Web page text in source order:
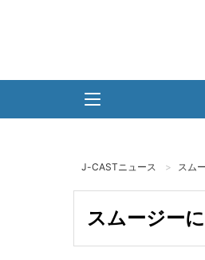
J-CASTニュース スム
スムージー